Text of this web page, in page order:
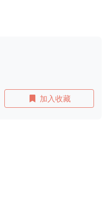
加入收藏